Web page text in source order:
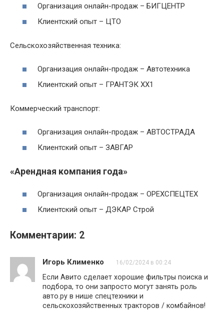
Организация онлайн-продаж – БИГЦЕНТР
Клиентский опыт – ЦТО
Сельскохозяйственная техника:
Организация онлайн-продаж – Автотехника
Клиентский опыт – ГРАНТЭК XX1
Коммерческий транспорт:
Организация онлайн-продаж – АВТОСТРАДA
Клиентский опыт – ЗАВГАР
«Арендная компания года»
Организация онлайн-продаж – ОРЕХСПЕЦТЕХ
Клиентский опыт – ДЭКАР Строй
Комментарии: 2
Игорь Клименко 16/02/2024 в 00:24
Если Авито сделает хорошие фильтры поиска и
подбора, то они запросто могут занять роль
авто.ру в нише спецтехники и
сельскохозяйственных тракторов / комбайнов!